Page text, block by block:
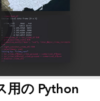
用の Python